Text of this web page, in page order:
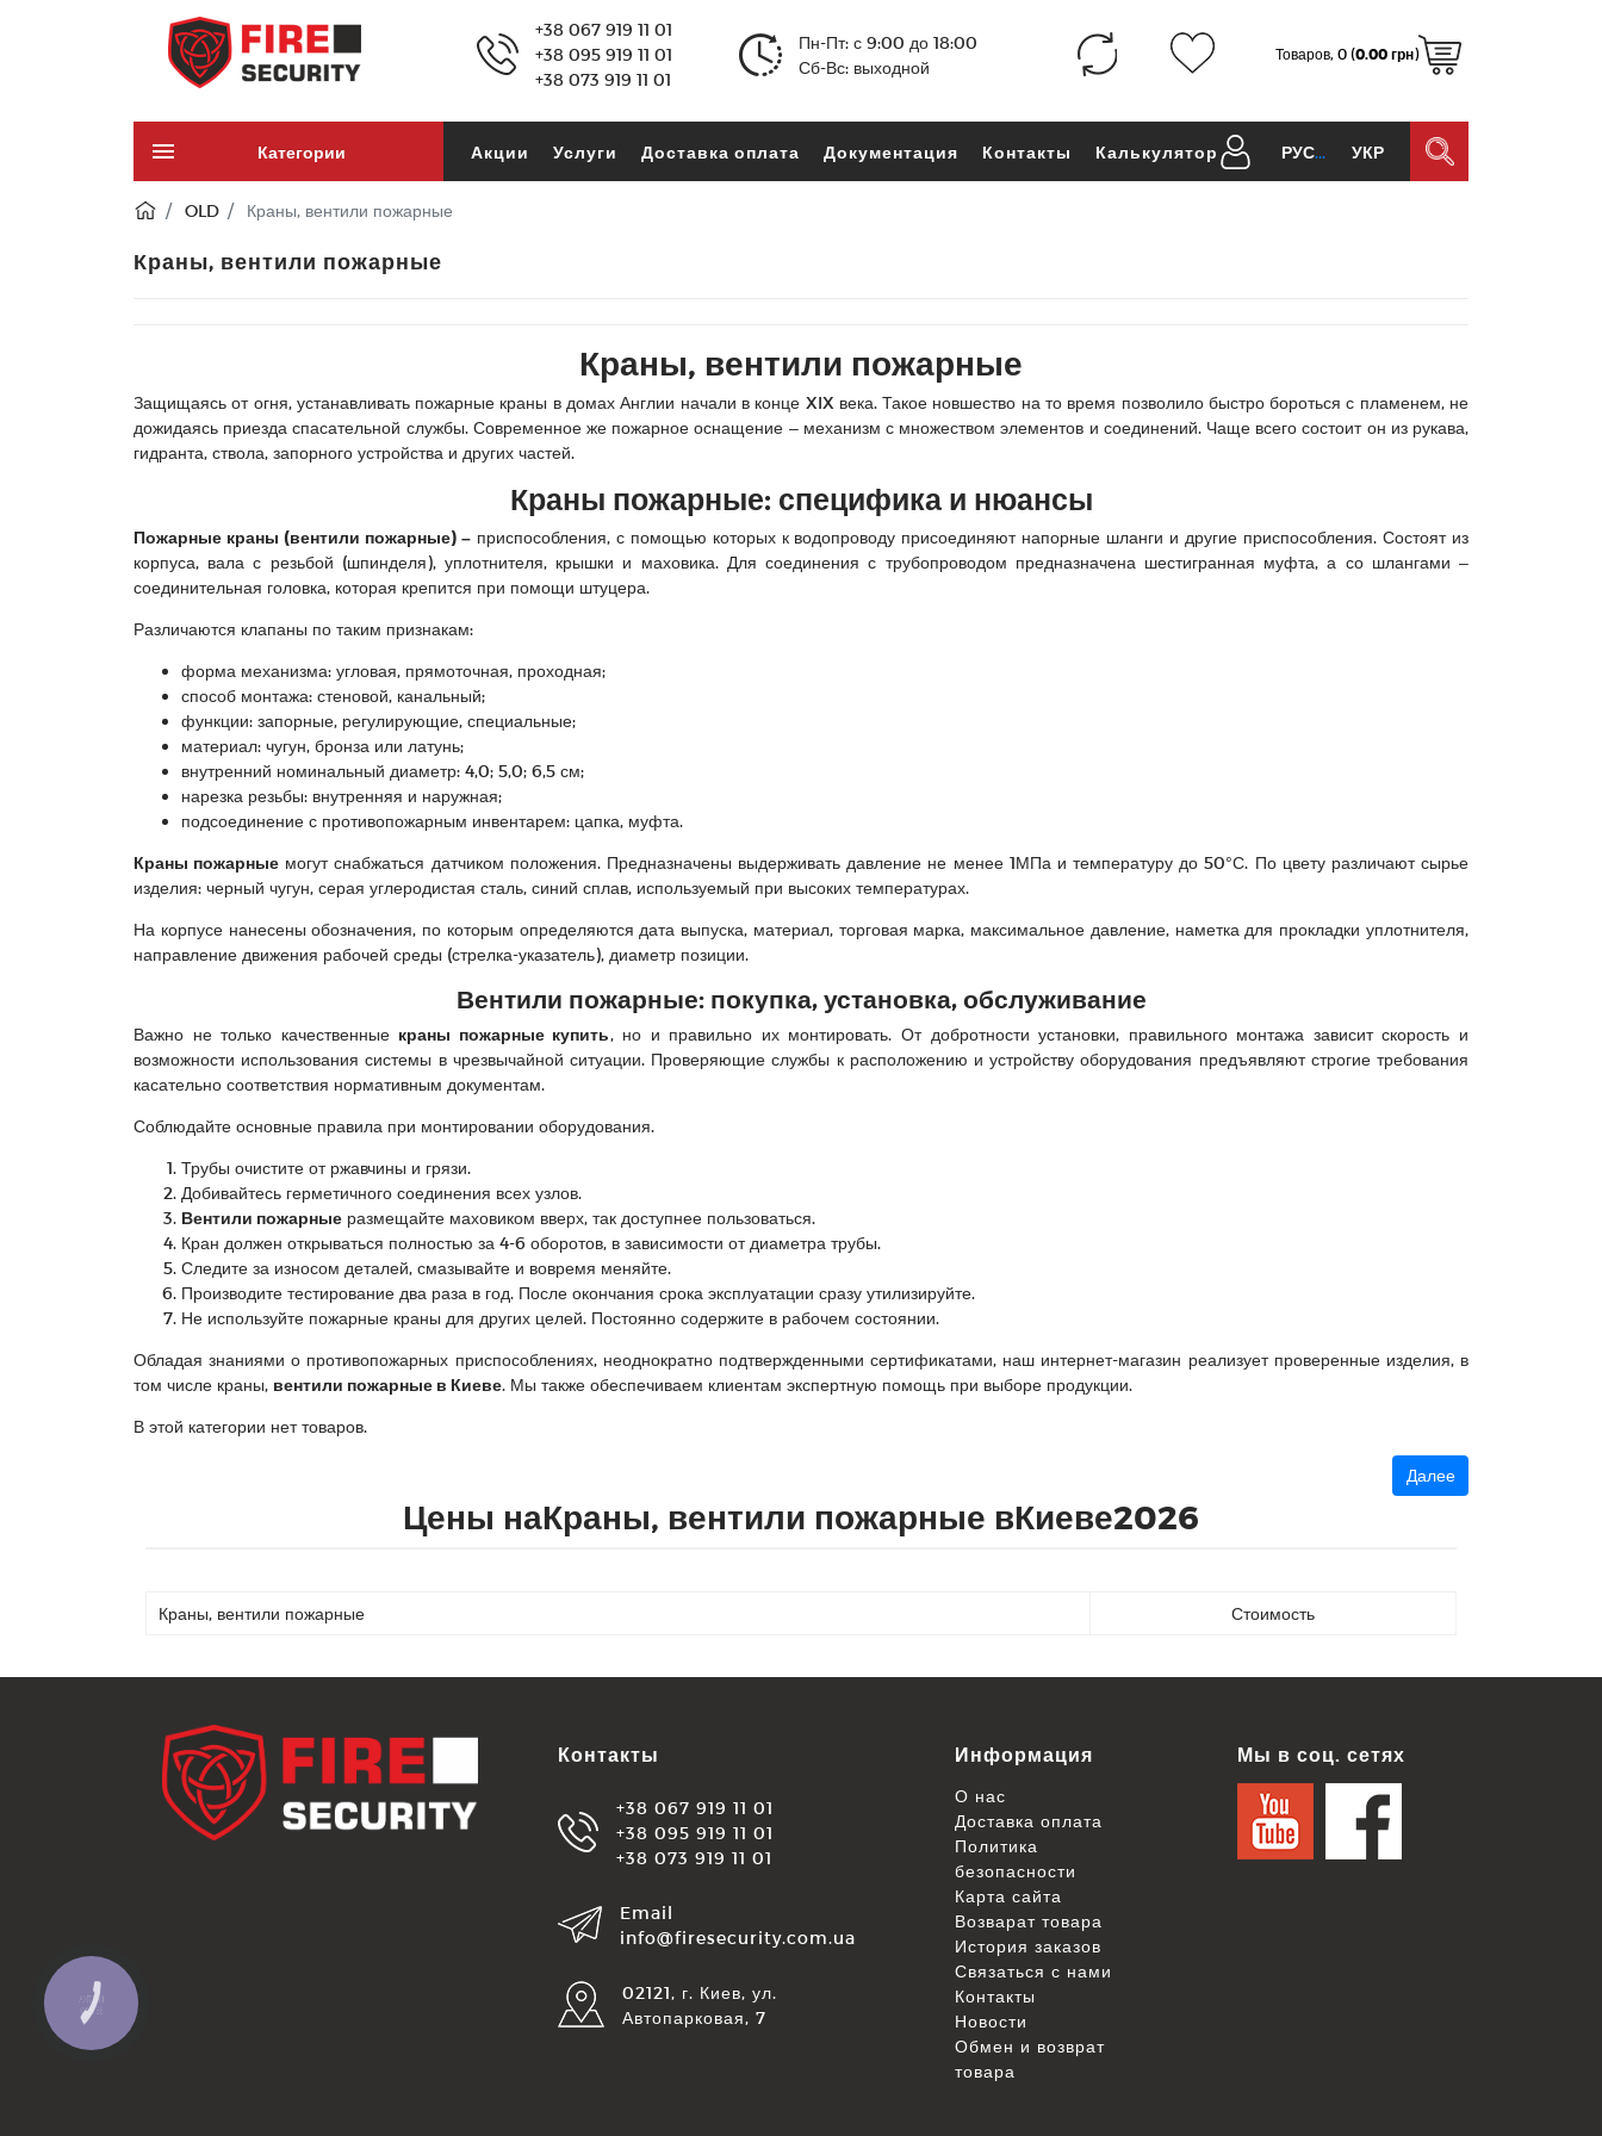
+38 067 919 11 01
+38 095 919 11 01
+38 073 919 11 01
Пн-Пт: с 9:00 до 18:00
Сб-Вс: выходной
Товаров, 0 (0.00 грн)
Категории Акции Услуги Доставка оплата Документация Контакты Калькулятор РУС УКР
OLD Краны, вентили пожарные
Краны, вентили пожарные
Краны, вентили пожарные
Защищаясь от огня, устанавливать пожарные краны в домах Англии начали в конце XIX века. Такое новшество на то время позволило быстро бороться с пламенем, не
дожидаясь приезда спасательной службы. Современное же пожарное оснащение – механизм с множеством элементов и соединений. Чаще всего состоит он из рукава,
гидранта, ствола, запорного устройства и других частей.
Краны пожарные: специфика и нюансы
Пожарные краны (вентили пожарные) –приспособления, с помощью которых к водопроводу присоединяют напорные шланги и другие приспособления. Состоят из
корпуса, вала с резьбой (шпинделя), уплотнителя, крышки и маховика. Для соединения с трубопроводом предназначена шестигранная муфта, а со шлангами –
соединительная головка, которая крепится при помощи штуцера.
Различаются клапаны по таким признакам:
форма механизма: угловая, прямоточная, проходная;
способ монтажа: стеновой, канальный;
функции: запорные, регулирующие, специальные;
материал: чугун, бронза или латунь;
внутренний номинальный диаметр: 4,0; 5,0; 6,5 см;
нарезка резьбы: внутренняя и наружная;
подсоединение с противопожарным инвентарем: цапка, муфта.
Краны пожарные могут снабжаться датчиком положения. Предназначены выдерживать давление не менее 1МПа и температуру до 50°С. По цвету различают сырье
изделия: черный чугун, серая углеродистая сталь, синий сплав, используемый при высоких температурах.
На корпусе нанесены обозначения, по которым определяются дата выпуска, материал, торговая марка, максимальное давление, наметка для прокладки уплотнителя,
направление движения рабочей среды (стрелка-указатель), диаметр позиции.
Вентили пожарные: покупка, установка, обслуживание
Важно не только качественные краны пожарные купить, но и правильно их монтировать. От добротности установки, правильного монтажа зависит скорость и
возможности использования системы в чрезвычайной ситуации. Проверяющие службы к расположению и устройству оборудования предъявляют строгие требования
касательно соответствия нормативным документам.
Соблюдайте основные правила при монтировании оборудования.
Трубы очистите от ржавчины и грязи.
Добивайтесь герметичного соединения всех узлов.
Вентили пожарные размещайте маховиком вверх, так доступнее пользоваться.
Кран должен открываться полностью за 4-6 оборотов, в зависимости от диаметра трубы.
Следите за износом деталей, смазывайте и вовремя меняйте.
Производите тестирование два раза в год. После окончания срока эксплуатации сразу утилизируйте.
Не используйте пожарные краны для других целей. Постоянно содержите в рабочем состоянии.
Обладая знаниями о противопожарных приспособлениях, неоднократно подтвержденными сертификатами, наш интернет-магазин реализует проверенные изделия, в
том числе краны, вентили пожарные в Киеве. Мы также обеспечиваем клиентам экспертную помощь при выборе продукции.
В этой категории нет товаров.
Далее
Цены наКраны, вентили пожарные вКиеве2026
Краны, вентили пожарные Стоимость
Контакты
+38 067 919 11 01
+38 095 919 11 01
+38 073 919 11 01
Email
info@firesecurity.com.ua
02121, г. Киев, ул.
Автопарковая, 7
Информация
О нас
Доставка оплата
Политика
безопасности
Карта сайта
Возварат товара
История заказов
Связаться с нами
Контакты
Новости
Обмен и возврат
товара
Мы в соц. сетях
КНОПКА
ЗВ'ЯЗКУ